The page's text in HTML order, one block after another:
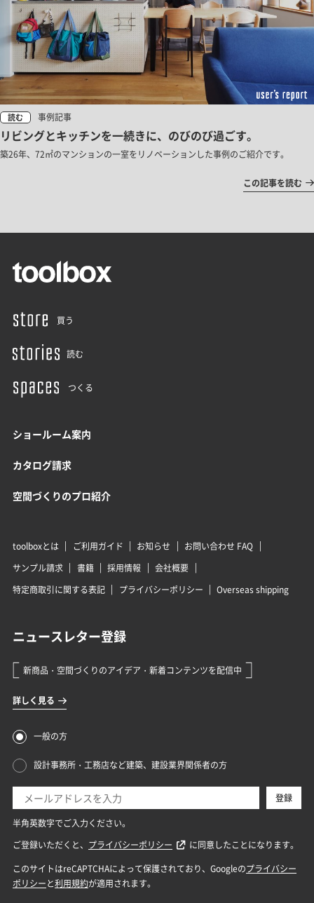
読む 事例記事
リビングとキッチンを一続きに、のびのび過ごす。
築26年、72㎡のマンションの一室をリノベーションした事例のご紹介です。
この記事を読む
買う
読む
つくる
ショールーム案内
カタログ請求
空間づくりのプロ紹介
toolboxとは ご利用ガイド お知らせ
お問い合わせ FAQ
サンプル請求
書籍 採用情報
会社概要
特定商取引に関する表記
プライバシーポリシー Overseas shipping